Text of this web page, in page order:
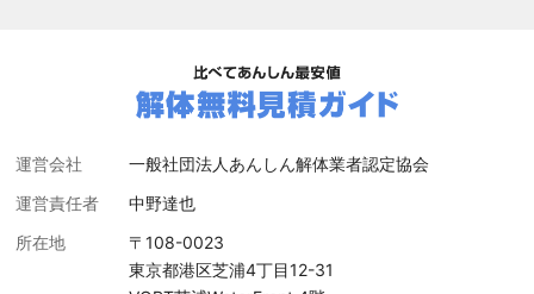
運営会社
一般社団法人あんしん解体業者認定協会
運営責任者
中野達也
所在地
〒108-0023
東京都港区芝浦4丁目12-31